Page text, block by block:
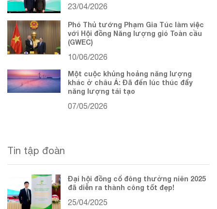
23/04/2026
Phó Thủ tướng Phạm Gia Túc làm việc
với Hội đồng Năng lượng gió Toàn cầu
(GWEC)
10/06/2026
Một cuộc khủng hoảng năng lượng
khác ở châu Á: Đã đến lúc thúc đẩy
năng lượng tái tạo
07/05/2026
Tin tập đoàn
Đại hội đồng cổ đông thường niên 2025
đã diễn ra thành công tốt đẹp!
25/04/2025